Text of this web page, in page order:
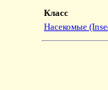
Класс
Насекомые